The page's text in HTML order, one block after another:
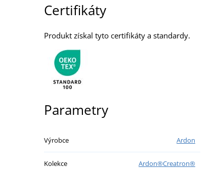
Certifikáty
Produkt získal tyto certifikáty a standardy.
Parametry
Výrobce Ardon
Kolekce Ardon®Creatron®